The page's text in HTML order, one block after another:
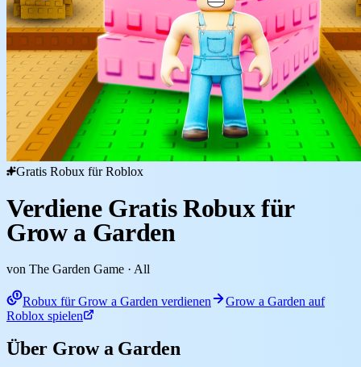
Gratis Robux für Roblox
Verdiene Gratis Robux für
Grow a Garden
von The Garden Game · All
Robux für Grow a Garden verdienen
Grow a Garden auf
Roblox spielen
Über Grow a Garden